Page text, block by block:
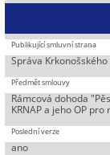
Správa
Rámcová dohoda
KRNAP a jeho OP pro
ano